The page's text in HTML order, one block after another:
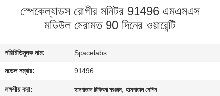
কারখানা
গুণমান
নিয়ন্ত্রণ
স্পেকেল্যাডস রোগীর মনিটর 91496 এমএমএস
মডিউল মেরামত 90 দিনের ওয়ারেন্টি
পরিচিতিমুলক নাম: Spacelabs
মডেল নম্বার: 91496
লক্ষণীয় করা: হাসপাতাল চিকিৎসা সরঞ্জাম,হাসপাতাল মেশিন